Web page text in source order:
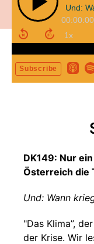
00:00:00
Subscribe
DK149: Nur
Österreich die
Und: Wann
"Das Klima”,
der Krise. Wir